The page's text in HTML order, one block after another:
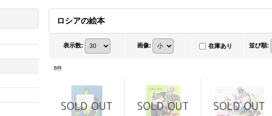
ロシアの絵本
表示数: 画像: 在庫あり 並び順:
8件